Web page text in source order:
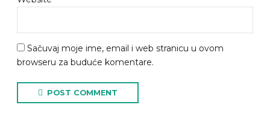
Sačuvaj moje ime, email i web stranicu u ovom
browseru za buduće komentare.
POST COMMENT